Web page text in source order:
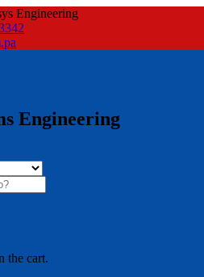
Engineering
Engineering
the cart.